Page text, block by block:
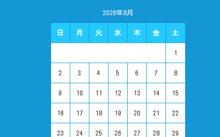
2026年8月
日 月 火 水 木 金 土
1
2 3 4 5 6 7 8
9 10 11 12 13 14 15
16 17 18 19 20 21 22
23 24 25 26 27 28 29